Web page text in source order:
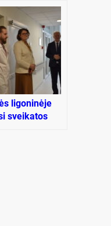
ligoninėje
sveikatos